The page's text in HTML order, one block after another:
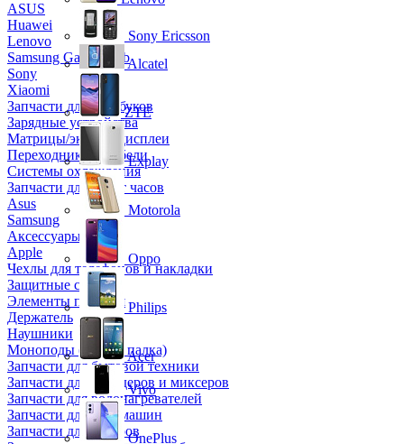
ASUS
Huawei
Lenovo
Samsung Galaxy Tab
Sony
Xiaomi
Запчасти для ноутбуков
Зарядные устройства
Матрицы/экраны/дисплеи
Переходники и кабели
Системы охлаждения
Запчасти для смарт часов
Asus
Samsung
Аксессуары
Apple
Чехлы для телефонов и накладки
Защитные стекла
Элементы питания
Держатель
Наушники
Моноподы (Селфи палка)
Запчасти для бытовой техники
Запчасти для блендеров и миксеров
Запчасти для водонагревателей
Запчасти для кофемашин
Запчасти для кулеров
Sony Ericsson
Alcatel
ZTE
Explay
Motorola
Oppo
Philips
Acer
Vivo
OnePlus